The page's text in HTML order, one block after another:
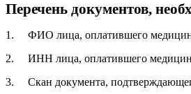
Перечень документов,
1. ФИО лица, оплатившего
2. ИНН лица, оплатившего
3. Скан документа,